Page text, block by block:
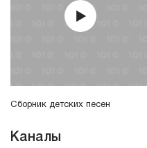
Сборник детских песен
Каналы